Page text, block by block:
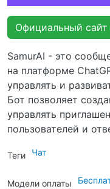
Официальный сайт
SamurAI - это
на платформе
управлять и
Бот позволяет
управлять
пользователей и
Теги Чат
Модели оплаты